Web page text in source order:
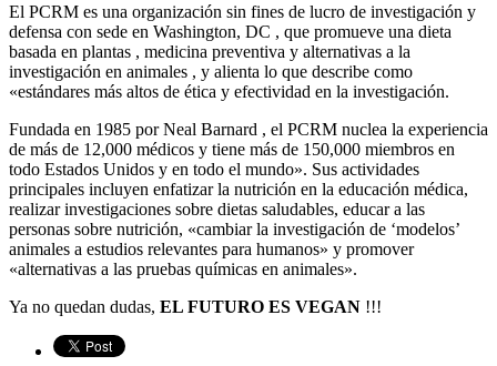
El PCRM es una organización sin fines de lucro de investigación y
defensa con sede en Washington, DC , que promueve una dieta
basada en plantas , medicina preventiva y alternativas a la
investigación en animales , y alienta lo que describe como
«estándares más altos de ética y efectividad en la investigación.
Fundada en 1985 porNeal Barnard , el PCRM nuclea la experiencia
de más de 12,000 médicos y tiene más de 150,000 miembros en
todo Estados Unidos y en todo el mundo». Sus actividades
principales incluyen enfatizar la nutrición en la educación médica,
realizar investigaciones sobre dietas saludables, educar a las
personas sobre nutrición, «cambiar la investigación de ‘modelos’
animales a estudios relevantes para humanos» y promover
«alternativas a las pruebas químicas en animales».
Ya no quedan dudas, EL FUTURO ES VEGAN !!!